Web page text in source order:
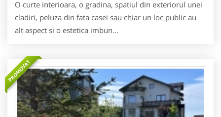
O curte interioara, o gradina, spatiul din exteriorul unei
cladiri, peluza din fata casei sau chiar un loc public au
alt aspect si o estetica imbun...
PROMOVAT